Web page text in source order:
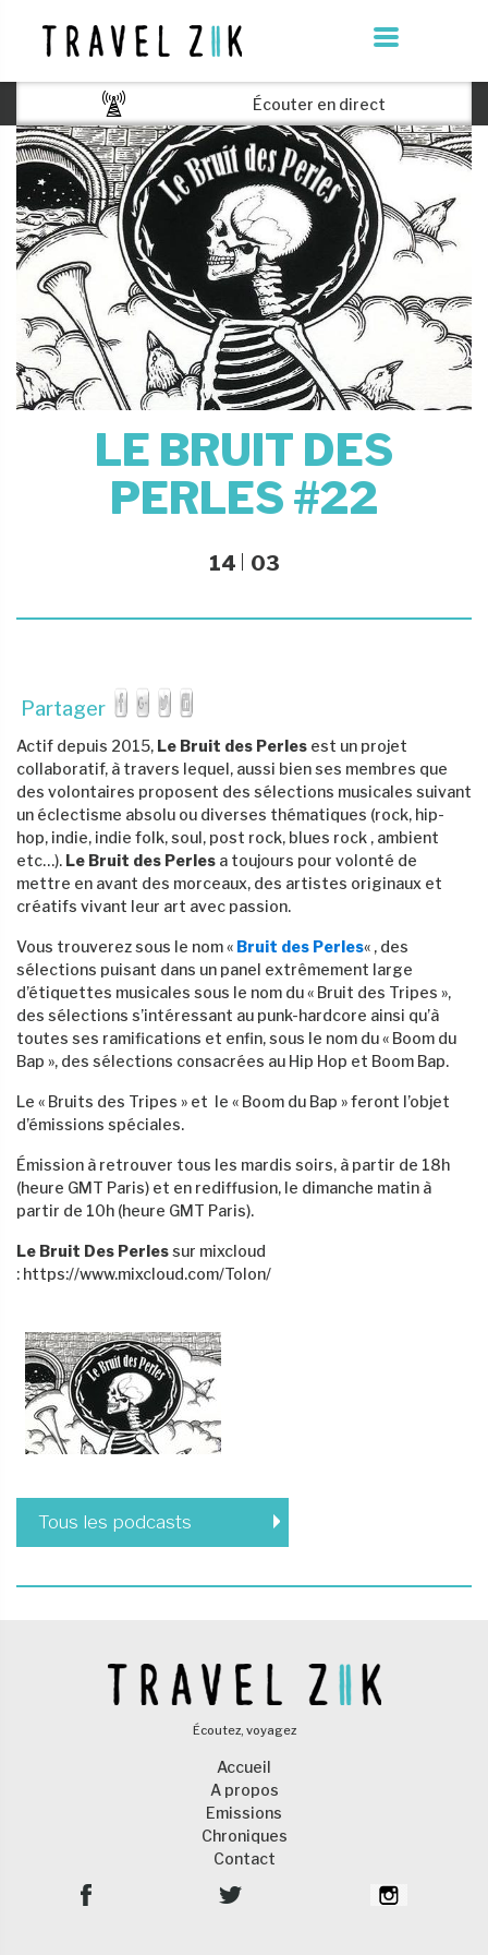
Écouter en direct
LE BRUIT DES
PERLES #22
14 03
Partager
Actif depuis 2015, Le Bruit des Perles est un projet
collaboratif, à travers lequel, aussi bien ses membres que
des volontaires proposent des sélections musicales suivant
un éclectisme absolu ou diverses thématiques (rock, hip-
hop, indie, indie folk, soul, post rock, blues rock , ambient
etc…). Le Bruit des Perles a toujours pour volonté de
mettre en avant des morceaux, des artistes originaux et
créatifs vivant leur art avec passion.
Vous trouverez sous le nom « Bruit des Perles« , des
sélections puisant dans un panel extrêmement large
d’étiquettes musicales sous le nom du « Bruit des Tripes »,
des sélections s’intéressant au punk-hardcore ainsi qu’à
toutes ses ramifications et enfin, sous le nom du « Boom du
Bap », des sélections consacrées au Hip Hop et Boom Bap.
Le « Bruits des Tripes » et le « Boom du Bap » feront l’objet
d’émissions spéciales.
Émission à retrouver tous les mardis soirs, à partir de 18h
(heure GMT Paris) et en rediffusion, le dimanche matin à
partir de 10h (heure GMT Paris).
Le Bruit Des Perlessur mixcloud
: https://www.mixcloud.com/Tolon/
Tous les podcasts
Écoutez, voyagez
Accueil
A propos
Emissions
Chroniques
Contact